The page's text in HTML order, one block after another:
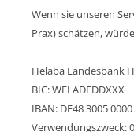
Wenn sie unseren
Prax) schätzen,
Helaba Landesbank
BIC: WELADEDDXXX
IBAN: DE48 3005
Verwendungszweck: